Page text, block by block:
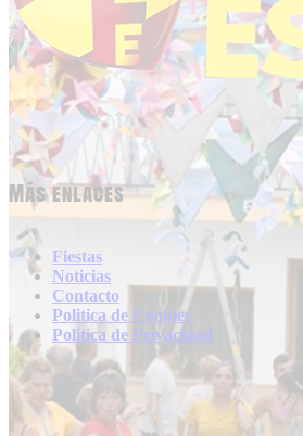
Más enlaces
Fiestas
Noticias
Contacto
Politica de Cookies
Politica de Privacidad